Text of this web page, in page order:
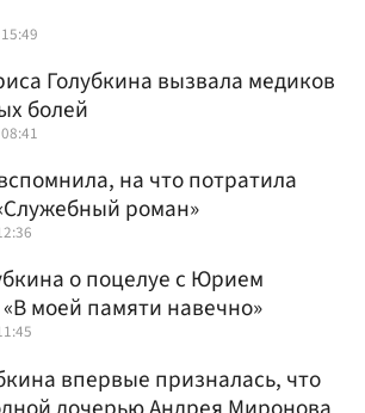
Голубкина вызвала медиков
болей
на что потратила
роман»
о поцелуе с Юрием
моей памяти навечно»
впервые призналась, что